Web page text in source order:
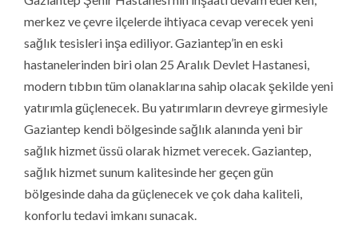
yatırımın sözleşmesi imzalandı. Hasta ve yakınlarının
daha konforlu bir alanda sağlık hizmeti alması için tek
yataklı oda sayısının 140 olarak planlandığı projede iki
yataklı oda sayısı 42 olarak belirlendi. Tam donanımlı 11
ameliyathane, 54 yoğun bakım yatağı, 110 poliklinik ile
hizmet verilecek. Özellikli birimlerden diyaliz için 22
yatak, palyatif için 7 yatak, yanık için 5 yatak, enfeksiyon
için 14 yatak ayrıldı.
Tam donanımlı acil servis